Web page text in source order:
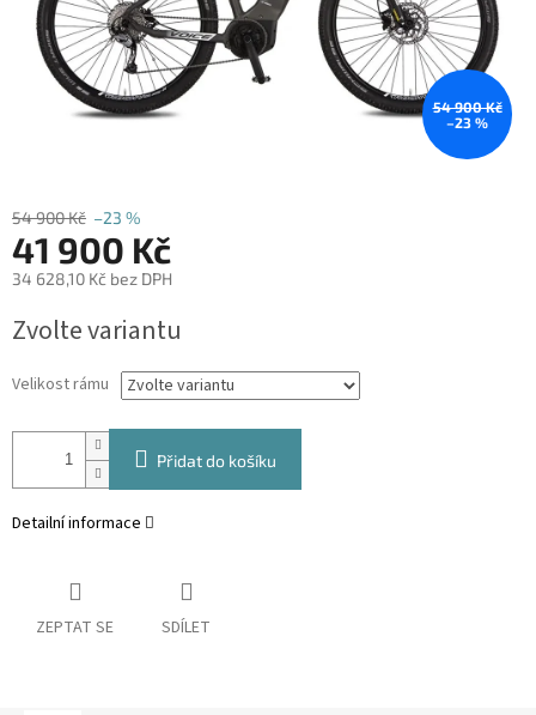
54 900 Kč
–23 %
54 900 Kč –23 %
41 900 Kč
34 628,10 Kč bez DPH
cena:
Zvolte variantu
Velikost rámu
Přidat do košíku
Detailní informace
ZEPTAT SE SDÍLET